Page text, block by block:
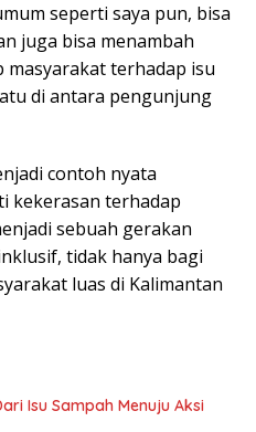
seperti saya pun, bisa
juga bisa menambah
terhadap isu
di antara pengunjung
contoh nyata
kekerasan terhadap
sebuah gerakan
tidak hanya bagi
luas di Kalimantan
Isu Sampah Menuju Aksi